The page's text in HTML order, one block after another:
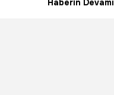
Haberin Devamı